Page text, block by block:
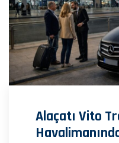
Alaçatı Vito